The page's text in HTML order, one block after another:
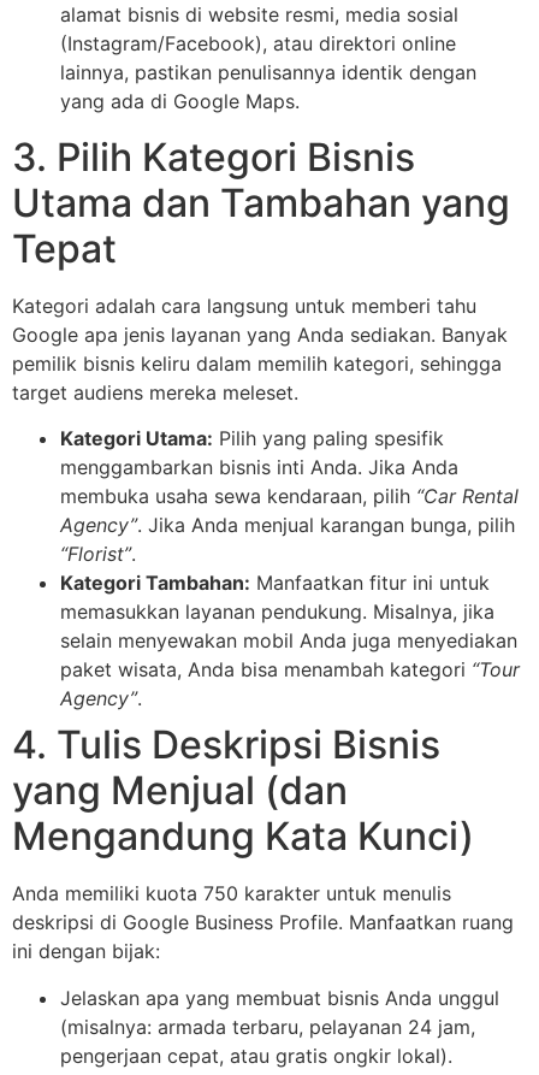
alamat bisnis di website resmi, media sosial
(Instagram/Facebook), atau direktori online
lainnya, pastikan penulisannya identik dengan
yang ada di Google Maps.
3. Pilih Kategori Bisnis
Utama dan Tambahan yang
Tepat
Kategori adalah cara langsung untuk memberi tahu
Google apa jenis layanan yang Anda sediakan. Banyak
pemilik bisnis keliru dalam memilih kategori, sehingga
target audiens mereka meleset.
Kategori Utama: Pilih yang paling spesifik
menggambarkan bisnis inti Anda. Jika Anda
membuka usaha sewa kendaraan, pilih “Car Rental
Agency”. Jika Anda menjual karangan bunga, pilih
“Florist”.
Kategori Tambahan: Manfaatkan fitur ini untuk
memasukkan layanan pendukung. Misalnya, jika
selain menyewakan mobil Anda juga menyediakan
paket wisata, Anda bisa menambah kategori “Tour
Agency”.
4. Tulis Deskripsi Bisnis
yang Menjual (dan
Mengandung Kata Kunci)
Anda memiliki kuota 750 karakter untuk menulis
deskripsi di Google Business Profile. Manfaatkan ruang
ini dengan bijak:
Jelaskan apa yang membuat bisnis Anda unggul
(misalnya: armada terbaru, pelayanan 24 jam,
pengerjaan cepat, atau gratis ongkir lokal).